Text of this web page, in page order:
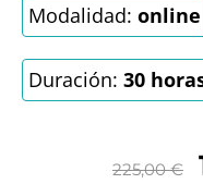
Modalidad: online
Duración: 30
225,00€